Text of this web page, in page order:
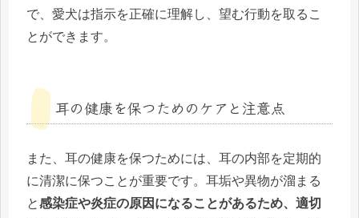
で、愛犬は指示を正確に理解し、望む行動を取るこ
とができます。
耳の健康を保つためのケアと注意点
また、耳の健康を保つためには、耳の内部を定期的
に清潔に保つことが重要です。耳垢や異物が溜まる
と感染症や炎症の原因になることがあるため、適切